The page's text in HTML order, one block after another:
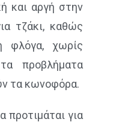
και αργή στην
τζάκι, καθώς
φλόγα, χωρίς
προβλήματα
τα κωνοφόρα.
για